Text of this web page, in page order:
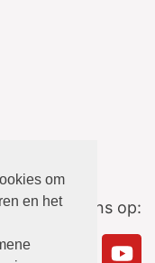
om
en hetVolg ons op: